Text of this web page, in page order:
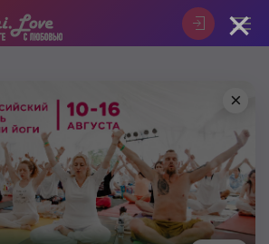
×
×